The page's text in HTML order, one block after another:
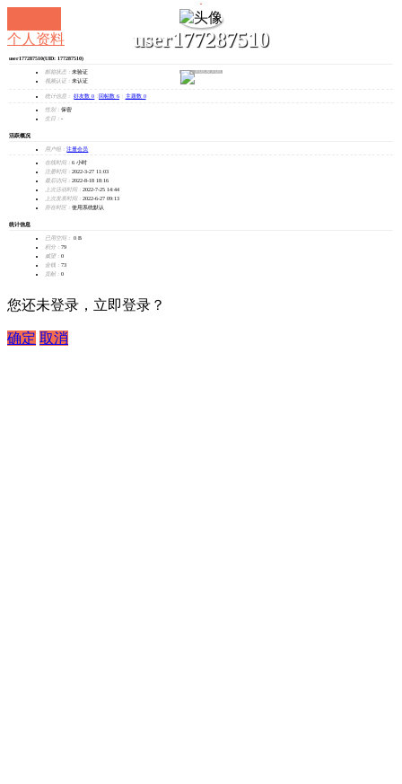
user177287510
发消息
个人资料
user177287510(UID: 177287510)
邮箱状态： 未验证
视频认证： 未认证
统计信息： 好友数 0 回帖数 6 主题数 0
性别： 保密
生日： -
活跃概况
用户组： 注册会员
在线时间： 6 小时
注册时间： 2022-3-27 11:03
最后访问： 2022-8-18 18:16
上次活动时间： 2022-7-25 14:44
上次发表时间： 2022-6-27 09:13
所在时区： 使用系统默认
统计信息
已用空间：
0 B
积分： 79
威望： 0
金钱： 73
贡献： 0
您还未登录，立即登录？
确定 取消